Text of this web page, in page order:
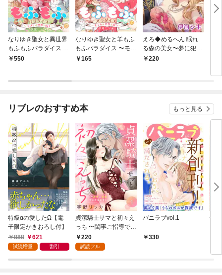
なりゆき聖女と異世界
もふもふパラダイス 〜
モフりは世界を救う〜
550
なりゆき聖女と羊もふ
もふパラダイス 〜モフ
りは世界を救う〜 第
165
えろ◆めるへん 眠れ
る森の美女〜夢に犯さ
れた野ばら姫〜(１)
220
リブレのおすすめ本 もっと見る
特級αの愛したΩ【電
子限定かきおろし付】
888
621
試読増量 割引
貞潔騎士サマと初々え
っち 〜閨事ご指導でき
かねます！〜（1）
220
試読フル
バニラブvol.1
330
偽